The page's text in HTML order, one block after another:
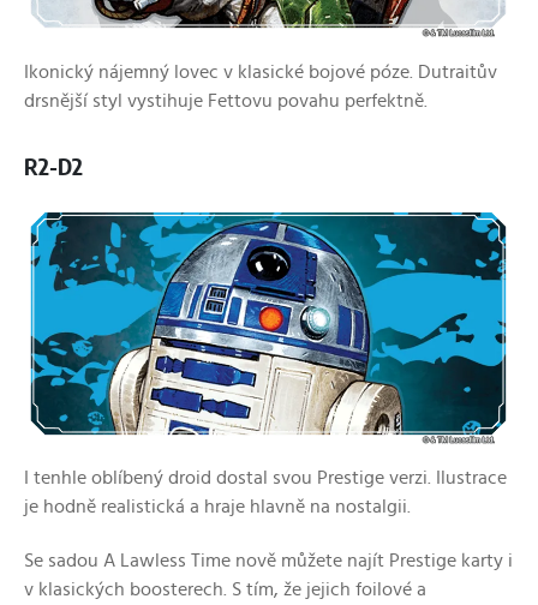
Ikonický nájemný lovec v klasické bojové póze. Dutraitův
drsnější styl vystihuje Fettovu povahu perfektně.
R2-D2
I tenhle oblíbený droid dostal svou Prestige verzi. Ilustrace
je hodně realistická a hraje hlavně na nostalgii.
Se sadou A Lawless Time nově můžete najít Prestige karty i
v klasických boosterech. S tím, že jejich foilové a